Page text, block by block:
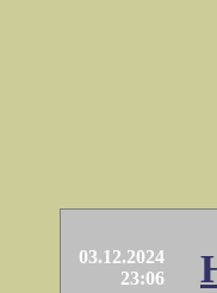
03.12.2024
23:06